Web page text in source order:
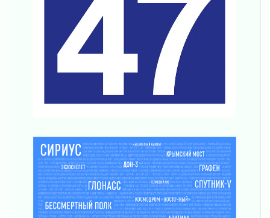
Важная информация
04 августа 2026
Что делать со сбережениями
04 августа 2026
Награды нашли строителей
Ленобласть повышает производительность
труда в ЖКХ
Поддержка волонтерских объединений
03 августа 2026
Ладожский мост полностью закроют на два
часа
03 августа 2026
Музеи Ленобласти обновляют пространства